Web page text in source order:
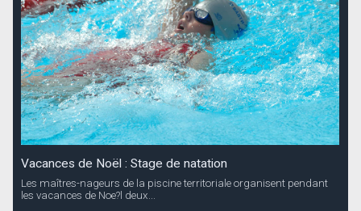
Vacances de Noël : Stage de natation
Les maîtres-nageurs de la piscine territoriale organisent pendant
les vacances de Noe?l deux...